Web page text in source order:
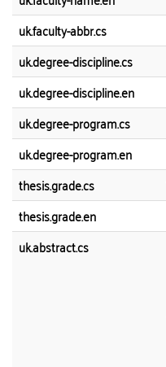
uk.faculty-abbr.cs
uk.degree-discipline.cs
uk.degree-discipline.en
uk.degree-program.cs
uk.degree-program.en
thesis.grade.cs
thesis.grade.en
uk.abstract.cs